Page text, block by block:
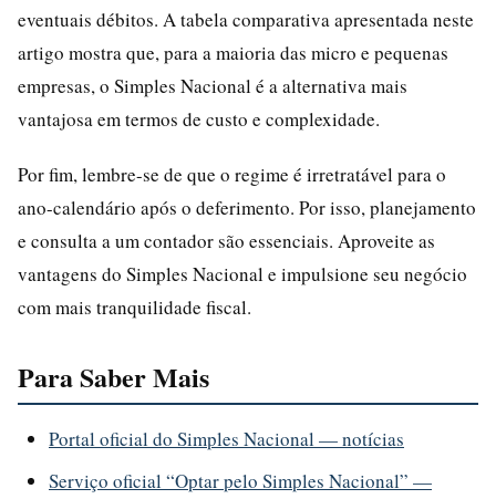
eventuais débitos. A tabela comparativa apresentada neste
artigo mostra que, para a maioria das micro e pequenas
empresas, o Simples Nacional é a alternativa mais
vantajosa em termos de custo e complexidade.
Por fim, lembre-se de que o regime é irretratável para o
ano-calendário após o deferimento. Por isso, planejamento
e consulta a um contador são essenciais. Aproveite as
vantagens do Simples Nacional e impulsione seu negócio
com mais tranquilidade fiscal.
Para Saber Mais
Portal oficial do Simples Nacional — notícias
Serviço oficial “Optar pelo Simples Nacional” —